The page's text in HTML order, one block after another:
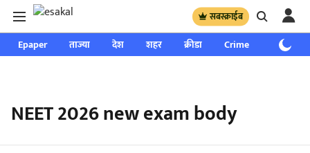
सबस्क्राईब
Epaper ताज्या देश शहर क्रीडा Crime साप्ताहिक
NEET 2026 new exam body